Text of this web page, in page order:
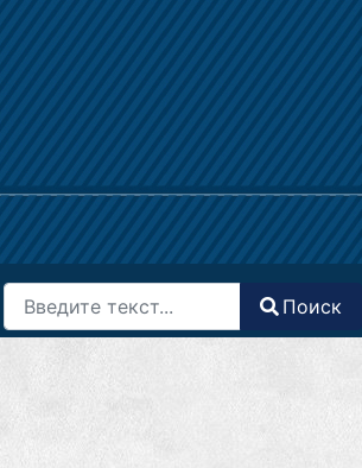
Поиск
Type 2 or more characters for results.
Поиск